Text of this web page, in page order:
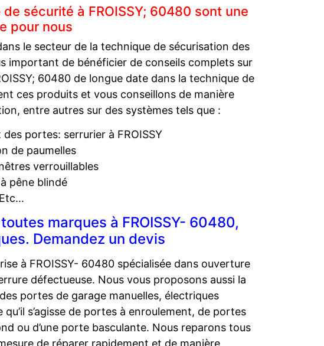
sécurité à FROISSY; 60480 sont une
pour nous
le secteur de la technique de sécurisation des
important de bénéficier de conseils complets sur
60480 de longue date dans la technique de
ces produits et vous conseillons de manière
entre autres sur des systèmes tels que :
portes: serrurier à FROISSY
de paumelles
verrouillables
pêne blindé
Etc…
marques à FROISSY- 60480,
Demandez un devis
à FROISSY- 60480 spécialisée dans ouverture
défectueuse. Nous vous proposons aussi la
portes de garage manuelles, électriques
s’agisse de portes à enroulement, de portes
ou d’une porte basculante. Nous reparons tous
de réparer rapidement et de manière